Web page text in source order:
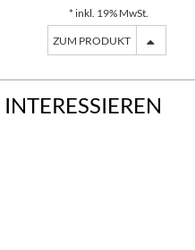
* inkl. 19% MwSt.
ZUM PRODUKT